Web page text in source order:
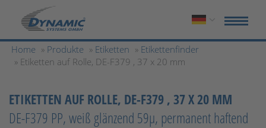
Home » Produkte » Etiketten » Etikettenfinder
» Etiketten auf Rolle, DE-F379 , 37 x 20 mm
ETIKETTEN AUF ROLLE, DE-F379 , 37 X 20 MM
DE-F379 PP, weiß glänzend 59µ, permanent haftend